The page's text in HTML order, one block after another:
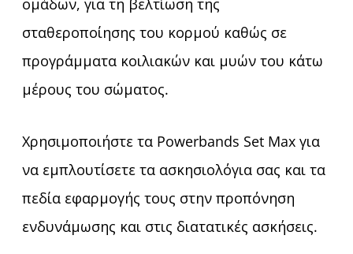
σταθεροποίησης του κορμού καθώς σε
προγράμματα κοιλιακών και μυών του κάτω
μέρους του σώματος.
Χρησιμοποιήστε τα Powerbands Set Max για
να εμπλουτίσετε τα ασκησιολόγια σας και τα
πεδία εφαρμογής τους στην προπόνηση
ενδυνάμωσης και στις διατατικές ασκήσεις.